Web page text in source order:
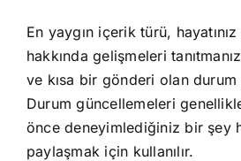
En yaygın içerik türü,
hakkında gelişmeleri
ve kısa bir gönderi olan
Durum güncellemeleri
önce deneyimlediğiniz bir şey
paylaşmak için kullanılır.